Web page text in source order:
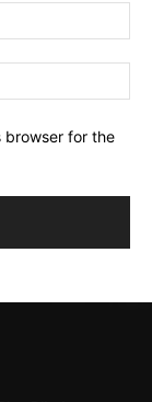
browser for the